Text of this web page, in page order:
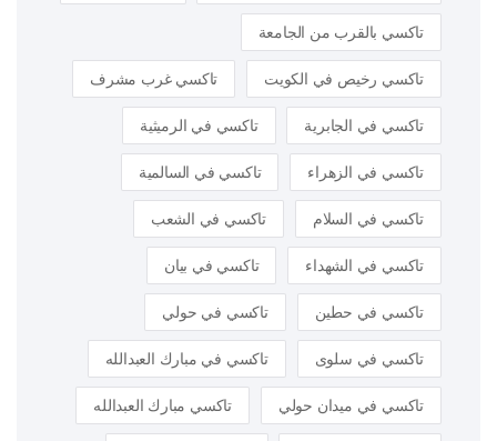
تاكسي بالقرب من الجامعة
تاكسي رخيص في الكويت تاكسي غرب مشرف
تاكسي في الجابرية تاكسي في الرميثية
تاكسي في الزهراء تاكسي في السالمية
تاكسي في السلام تاكسي في الشعب
تاكسي في الشهداء تاكسي في بيان
تاكسي في حطين تاكسي في حولي
تاكسي في سلوى تاكسي في مبارك العبدالله
تاكسي في ميدان حولي تاكسي مبارك العبدالله